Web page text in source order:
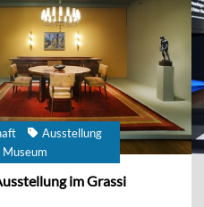
Ausstellung
Museum
im Grassi